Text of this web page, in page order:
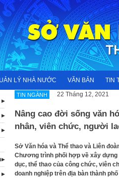
LÝ NHÀ NƯỚC VĂN BẢN TIN
TIN NGÀNH 22 Tháng 12, 2021
Nâng cao đời sống văn
nhân, viên chức, người
Sở Văn hóa và Thể thao và Liên
Chương trình phối hợp về xây dựng
dục, thể thao của công chức, viên
doanh nghiệp trên địa bàn thành